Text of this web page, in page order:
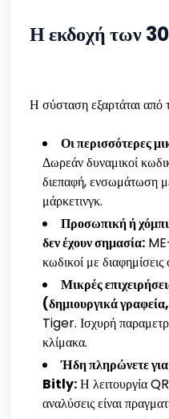
Η εκδοχή των
Η σύσταση εξαρτάται από
Οι περισσότερες
Δωρεάν δυναμικοί
διεπαφή, ενσωμάτωση
μάρκετινγκ.
Προσωπική ή χόμπι
δεν έχουν σημασία:
κωδικοί με
Μικρές
(δημιουργικά
Tiger. Ισχυρή
κλίμακα.
Ήδη πληρώνετε
Bitly:Η λειτουργία
αναλύσεις είναι